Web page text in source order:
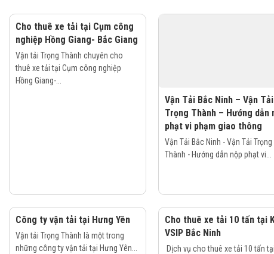
Cho thuê xe tải tại Cụm công
nghiệp Hồng Giang- Bắc Giang
Vận tải Trọng Thành chuyên cho
thuê xe tải tại Cụm công nghiệp
Hồng Giang-...
Vận Tải Bắc Ninh – Vận Tải
Trọng Thành – Hướng dẫn
phạt vi phạm giao thông
Vận Tải Bắc Ninh - Vận Tải Trọng
Thành - Hướng dẫn nộp phạt vi...
Công ty vận tải tại Hưng Yên
Vận tải Trọng Thành là một trong
những công ty vận tải tại Hưng Yên...
Cho thuê xe tải 10 tấn tại
VSIP Bắc Ninh
Dịch vụ cho thuê xe tải 10 tấn tại